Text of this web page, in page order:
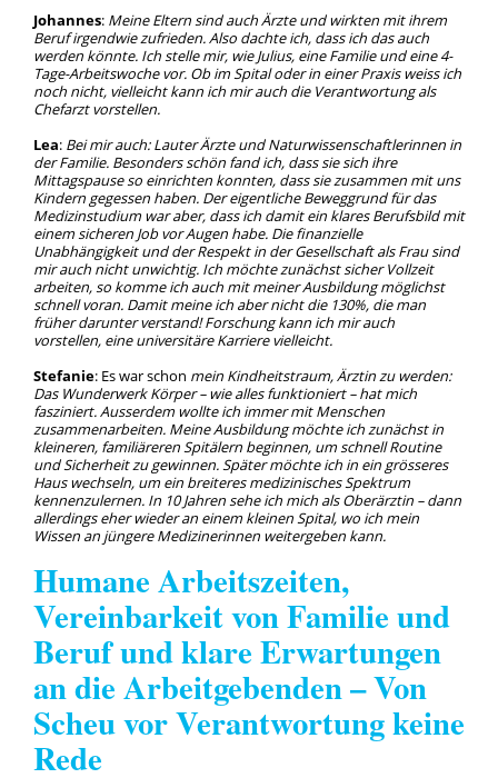
Johannes: Meine Eltern sind auch Ärzte und wirkten mit ihrem
Beruf irgendwie zufrieden. Also dachte ich, dass ich das auch
werden könnte. Ich stelle mir, wie Julius, eine Familie und eine 4-
Tage-Arbeitswoche vor. Ob im Spital oder in einer Praxis weiss ich
noch nicht, vielleicht kann ich mir auch die Verantwortung als
Chefarzt vorstellen.
Lea: Bei mir auch: Lauter Ärzte und Naturwissenschaftlerinnen in
der Familie. Besonders schön fand ich, dass sie sich ihre
Mittagspause so einrichten konnten, dass sie zusammen mit uns
Kindern gegessen haben. Der eigentliche Beweggrund für das
Medizinstudium war aber, dass ich damit ein klares Berufsbild mit
einem sicheren Job vor Augen habe. Die finanzielle
Unabhängigkeit und der Respekt in der Gesellschaft als Frau sind
mir auch nicht unwichtig. Ich möchte zunächst sicher Vollzeit
arbeiten, so komme ich auch mit meiner Ausbildung möglichst
schnell voran. Damit meine ich aber nicht die 130%, die man
früher darunter verstand! Forschung kann ich mir auch
vorstellen, eine universitäre Karriere vielleicht.
Stefanie: Es war schon mein Kindheitstraum, Ärztin zu werden:
Das Wunderwerk Körper – wie alles funktioniert – hat mich
fasziniert. Ausserdem wollte ich immer mit Menschen
zusammenarbeiten. Meine Ausbildung möchte ich zunächst in
kleineren, familiäreren Spitälern beginnen, um schnell Routine
und Sicherheit zu gewinnen. Später möchte ich in ein grösseres
Haus wechseln, um ein breiteres medizinisches Spektrum
kennenzulernen. In 10 Jahren sehe ich mich als Oberärztin – dann
allerdings eher wieder an einem kleinen Spital, wo ich mein
Wissen an jüngere Medizinerinnen weitergeben kann.
Humane Arbeitszeiten,
Vereinbarkeit von Familie und
Beruf und klare Erwartungen
an die Arbeitgebenden – Von
Scheu vor Verantwortung keine
Rede